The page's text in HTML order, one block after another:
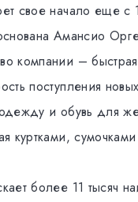
свое начало еще
Амансио
компании –
поступления
одежду и обувь для
куртками,
более 11 тысяч